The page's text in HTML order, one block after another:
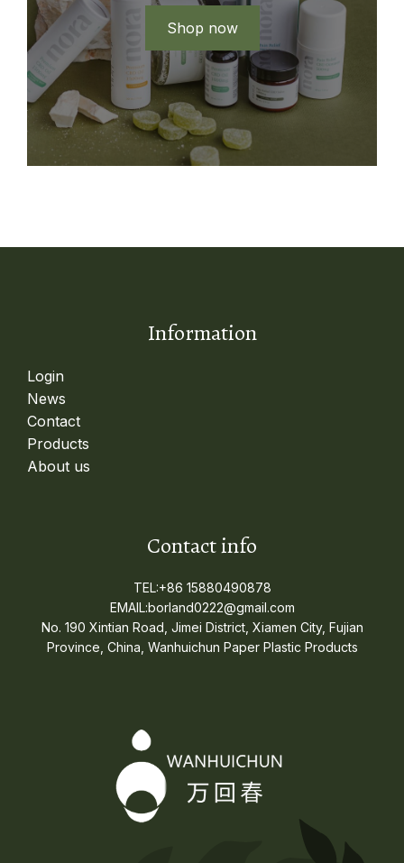
Shop now
Information
Login
News
Contact
Products
About us
Contact info
TEL:+86 15880490878
EMAIL:borland0222@gmail.com
No. 190 Xintian Road, Jimei District, Xiamen City, Fujian
Province, China, Wanhuichun Paper Plastic Products